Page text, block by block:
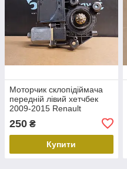
Моторчик склопідіймача
передній лівий хетчбек
2009-2015 Renault
Megane III Рено Меган 3
Б-у
250 ₴
Купити